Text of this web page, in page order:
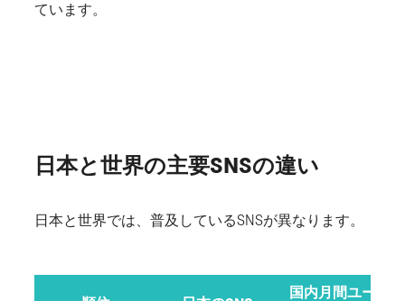
ています。
日本と世界の主要SNSの違い
日本と世界では、普及しているSNSが異なります。
国内月間ユーザ